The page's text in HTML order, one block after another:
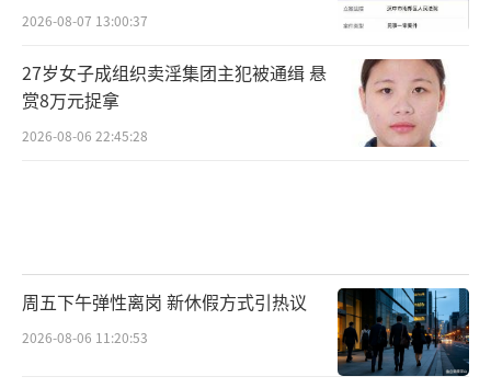
2026-08-07 13:00:37
27岁女子成组织卖淫集团主犯被通缉 悬
赏8万元捉拿
2026-08-06 22:45:28
周五下午弹性离岗 新休假方式引热议
2026-08-06 11:20:53